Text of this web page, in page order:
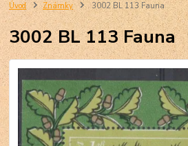
Úvod Známky 3002 BL 113 Fauna
3002 BL 113 Fauna